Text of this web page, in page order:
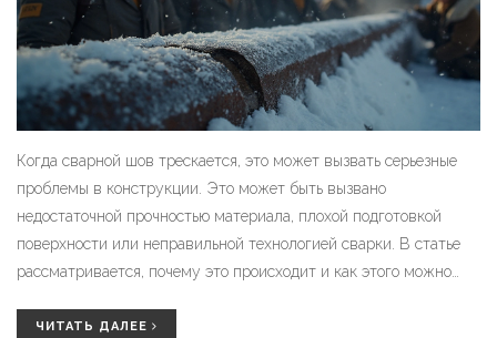
Когда сварной шов трескается, это может вызвать серьезные
проблемы в конструкции. Это может быть вызвано
недостаточной прочностью материала, плохой подготовкой
поверхности или неправильной технологией сварки. В статье
рассматривается, почему это происходит и как этого можно
технологий помогут создать прочную и долговечную
ЧИТАТЬ ДАЛЕЕ